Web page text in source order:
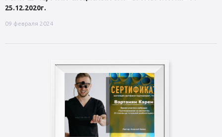
25.12.2020г.
09 февраля 2024